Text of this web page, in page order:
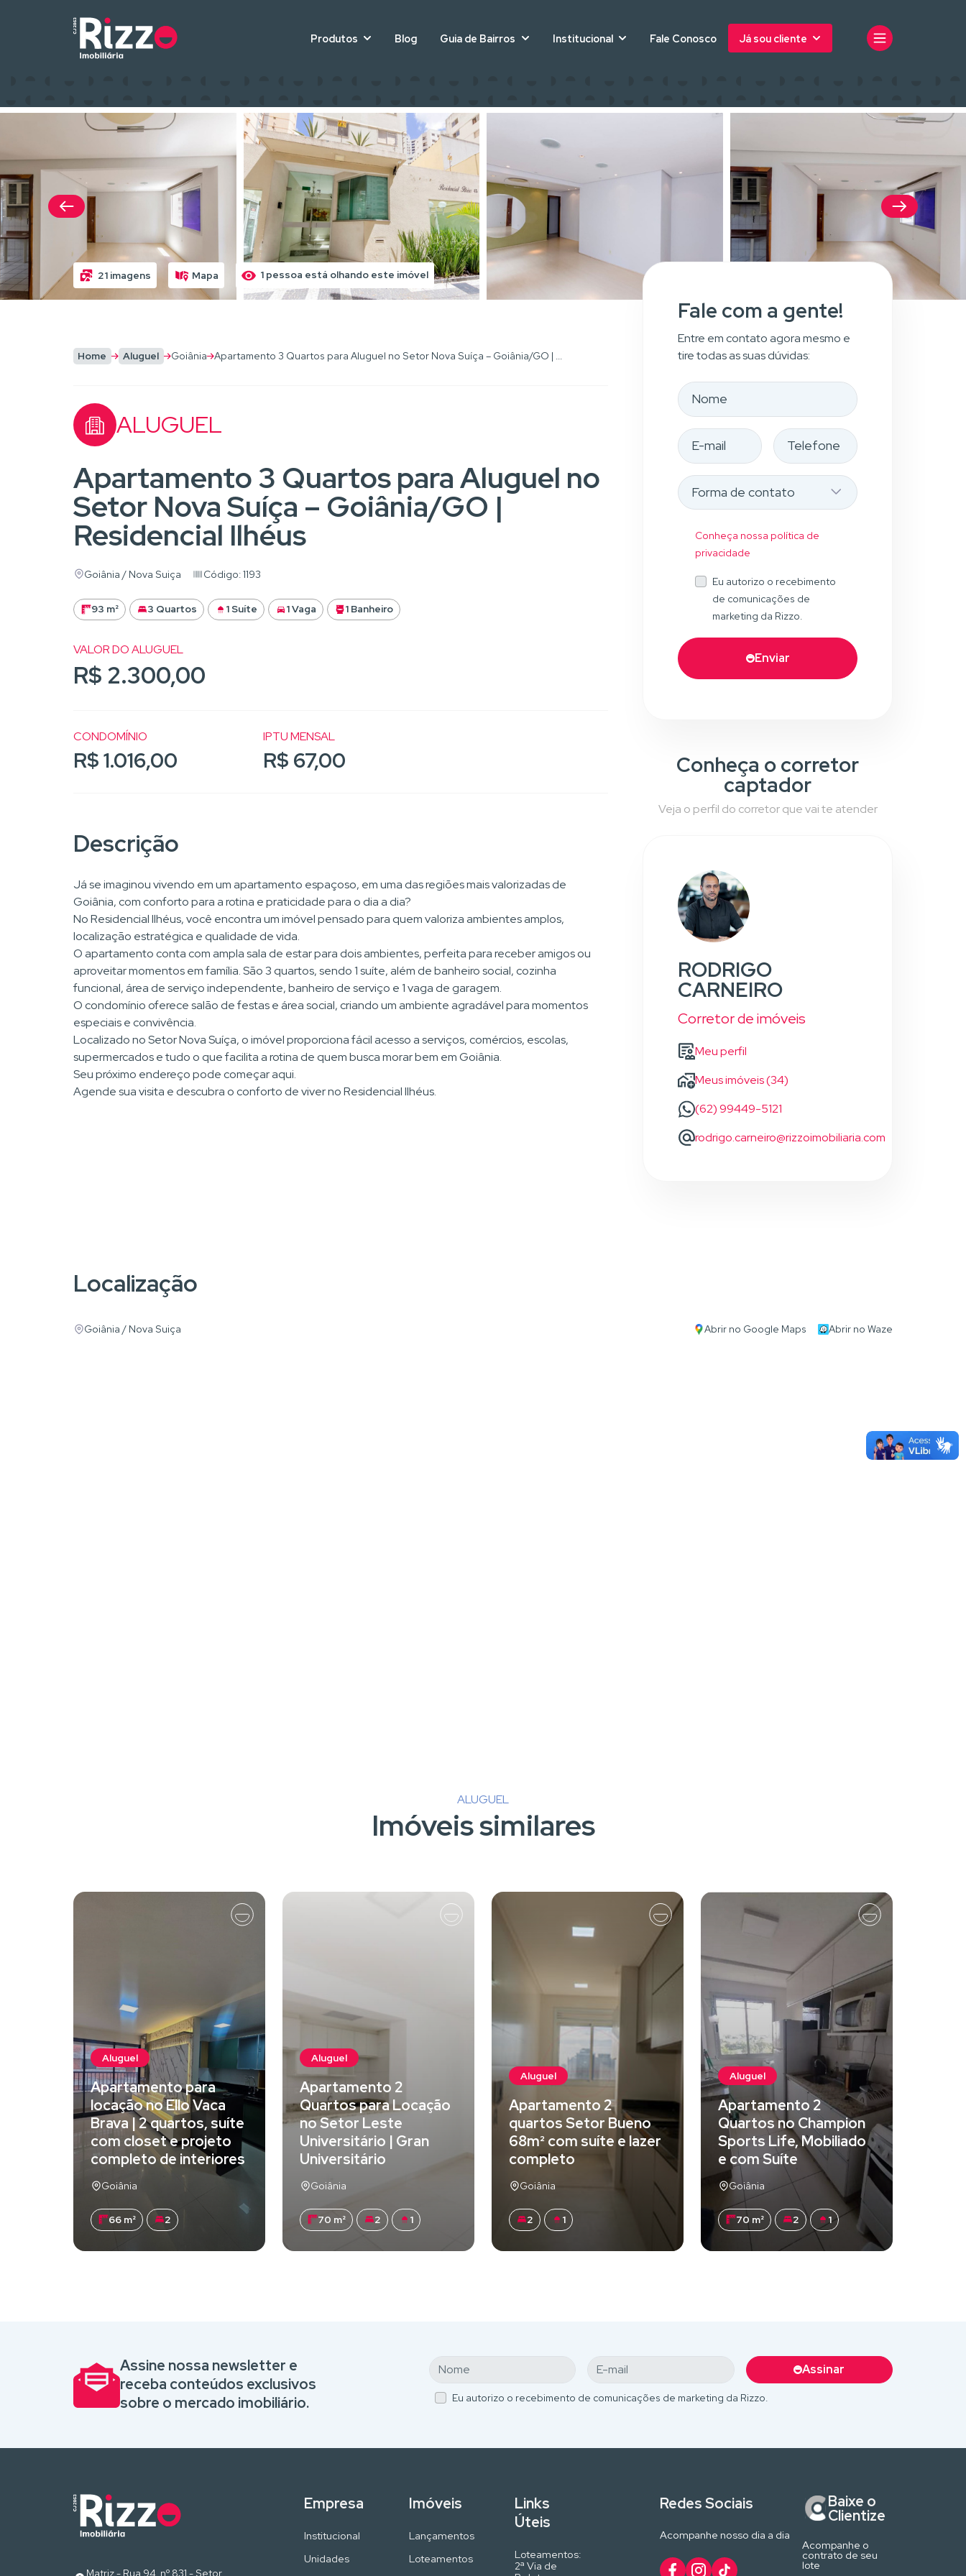
Produtos Blog Guia de Bairros Institucional Fale Conosco Já sou cliente
21 imagens Mapa 1 pessoa está olhando este imóvel
Home Aluguel Goiânia Apartamento 3 Quartos para Aluguel no Setor Nova Suíça – Goiânia/GO | ...
ALUGUEL
Apartamento 3 Quartos para Aluguel no
Setor Nova Suíça – Goiânia/GO |
Residencial Ilhéus
Goiânia / Nova Suiça Código: 1193
93 m² 3 Quartos 1 Suíte 1 Vaga 1 Banheiro
VALOR DO ALUGUEL
R$ 2.300,00
CONDOMÍNIO
R$ 1.016,00
IPTU MENSAL
R$ 67,00
Descrição
Já se imaginou vivendo em um apartamento espaçoso, em uma das regiões mais valorizadas de
Goiânia, com conforto para a rotina e praticidade para o dia a dia?
No Residencial Ilhéus, você encontra um imóvel pensado para quem valoriza ambientes amplos,
localização estratégica e qualidade de vida.
O apartamento conta com ampla sala de estar para dois ambientes, perfeita para receber amigos ou
aproveitar momentos em família. São 3 quartos, sendo 1 suíte, além de banheiro social, cozinha
funcional, área de serviço independente, banheiro de serviço e 1 vaga de garagem.
O condomínio oferece salão de festas e área social, criando um ambiente agradável para momentos
especiais e convivência.
Localizado no Setor Nova Suíça, o imóvel proporciona fácil acesso a serviços, comércios, escolas,
supermercados e tudo o que facilita a rotina de quem busca morar bem em Goiânia.
Seu próximo endereço pode começar aqui.
Agende sua visita e descubra o conforto de viver no Residencial Ilhéus.
Fale com a gente!
Entre em contato agora mesmo e
tire todas as suas dúvidas:
Conheça nossa política de
privacidade
Eu autorizo o recebimento
de comunicações de
marketing da Rizzo.
Enviar
Conheça o corretor
captador
Veja o perfil do corretor que vai te atender
RODRIGO
CARNEIRO
Corretor de imóveis
Meu perfil
Meus imóveis (34)
(62) 99449-5121
rodrigo.carneiro@rizzoimobiliaria.com
Localização
Goiânia / Nova Suiça Abrir no Google Maps Abrir no Waze
ALUGUEL
Imóveis similares
Aluguel
Apartamento para
locação no Ello Vaca
Brava | 2 quartos, suíte
com closet e projeto
completo de interiores
Goiânia
66 m² 2
Aluguel
Apartamento 2
Quartos para Locação
no Setor Leste
Universitário | Gran
Universitário
Goiânia
70 m² 2 1
Aluguel
Apartamento 2
quartos Setor Bueno
68m² com suíte e lazer
completo
Goiânia
2 1
Aluguel
Apartamento 2
Quartos no Champion
Sports Life, Mobiliado
e com Suíte
Goiânia
70 m² 2 1
Assine nossa newsletter e
receba conteúdos exclusivos
sobre o mercado imobiliário.
Assinar
Eu autorizo o recebimento de comunicações de marketing da Rizzo.
Matriz - Rua 94, nº 831 - Setor
Empresa
Institucional
Unidades
Imóveis
Lançamentos
Loteamentos
Links
Úteis
Loteamentos:
2ª Via de
Redes Sociais
Acompanhe nosso dia a dia
Baixe o
Clientize
Acompanhe o
contrato de seu
lote